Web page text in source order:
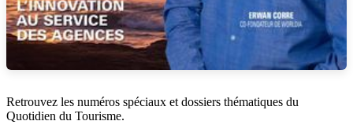
Retrouvez les numéros spéciaux et dossiers thématiques du
Quotidien du Tourisme.